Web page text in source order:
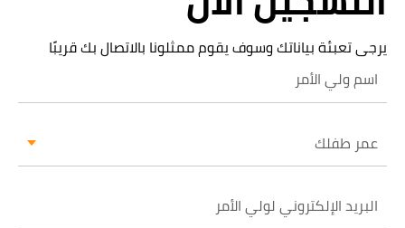
يرجى تعبئة بياناتك وسوف يقوم ممثلونا بالاتصال بك قريبًا
عمر طفلك
عمر طفلك
عمر طفلك
البريد الإلكتروني لولي الأمر
رقم الهاتف الجوال